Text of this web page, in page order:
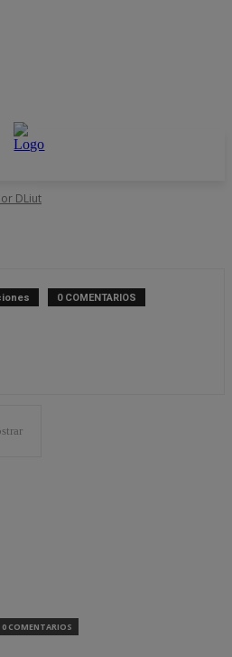
DLiut
0 COMENTARIOS
0 COMENTARIOS